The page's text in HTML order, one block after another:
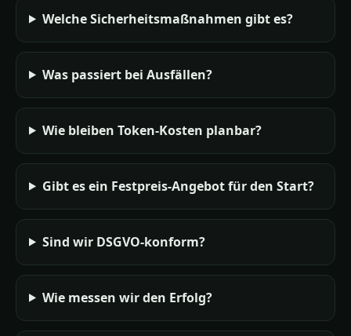
Welche Sicherheitsmaßnahmen gibt es?
Was passiert bei Ausfällen?
Wie bleiben Token‑Kosten planbar?
Gibt es ein Festpreis-Angebot für den Start?
Sind wir DSGVO-konform?
Wie messen wir den Erfolg?